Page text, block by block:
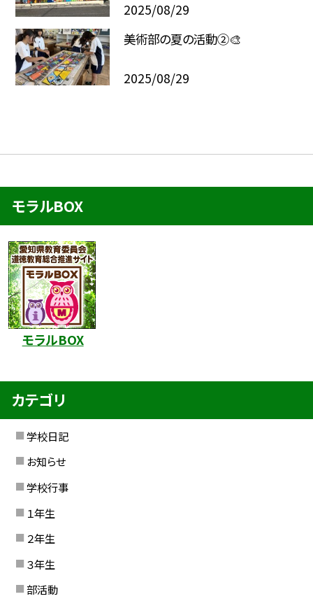
2025/08/29
美術部の夏の活動②🎨
2025/08/29
モラルBOX
モラルBOX
カテゴリ
学校日記
お知らせ
学校行事
１年生
２年生
３年生
部活動